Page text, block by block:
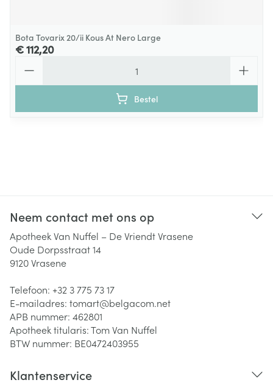
Bota Tovarix 20/ii Kous At Nero Large
€ 112,20
Bestel
Neem contact met ons op
Apotheek Van Nuffel – De Vriendt Vrasene
Oude Dorpsstraat 14
9120Vrasene
Telefoon: +32 3 775 73 17
E-mailadres: tomart@belgacom.net
APB nummer: 462801
Apotheek titularis:Tom Van Nuffel
BTW nummer: BE0472403955
Klantenservice